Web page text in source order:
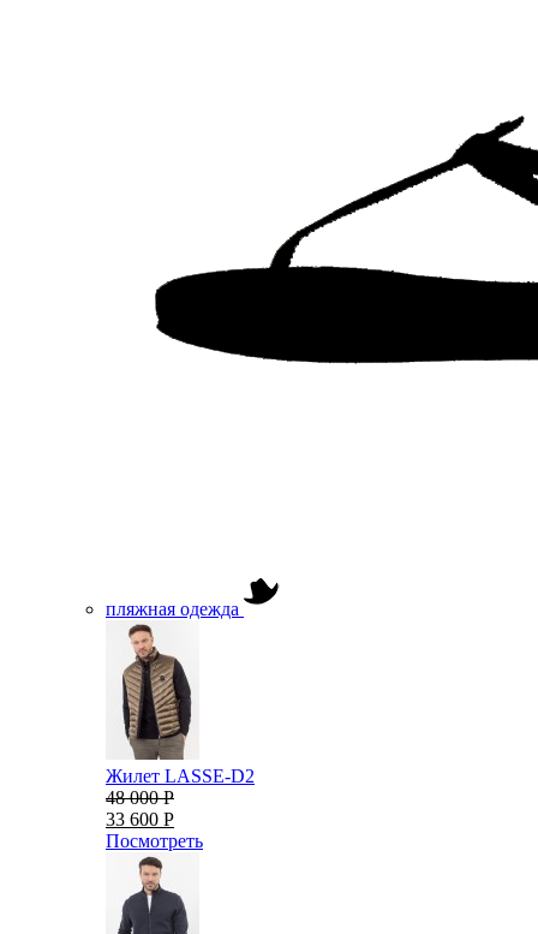
пляжная одежда
Жилет LASSE-D2
48 000 Р
33 600 Р
Посмотреть